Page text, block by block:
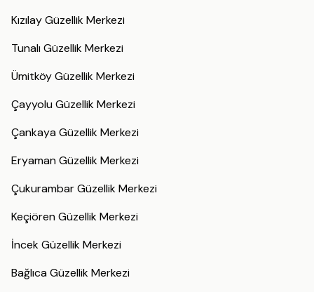
Kızılay Güzellik Merkezi
Tunalı Güzellik Merkezi
Ümitköy Güzellik Merkezi
Çayyolu Güzellik Merkezi
Çankaya Güzellik Merkezi
Eryaman Güzellik Merkezi
Çukurambar Güzellik Merkezi
Keçiören Güzellik Merkezi
İncek Güzellik Merkezi
Bağlıca Güzellik Merkezi